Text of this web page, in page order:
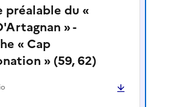
préalable du «
» -
« Cap
» (59, 62)